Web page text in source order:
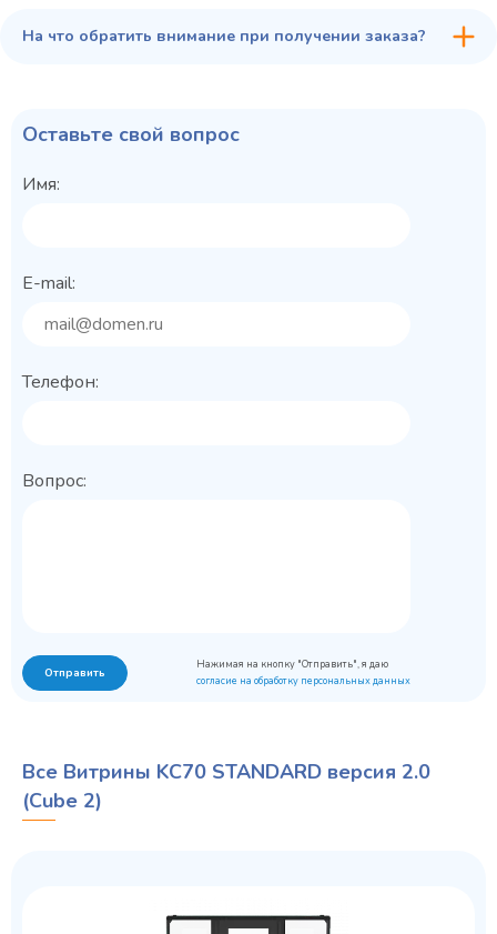
На что обратить внимание при получении заказа?
Оставьте свой вопрос
Имя:
E-mail:
Телефон:
Вопрос:
Отправить
Нажимая на кнопку "Отправить", я даю
согласие на обработку персональных данных
Все Витрины KC70 STANDARD версия 2.0
(Cube 2)